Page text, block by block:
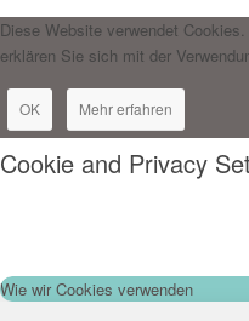
Diese Website verwendet
erklären Sie sich mit der
OK Mehr erfahren
Cookie and Privacy
Wie wir Cookies verwenden